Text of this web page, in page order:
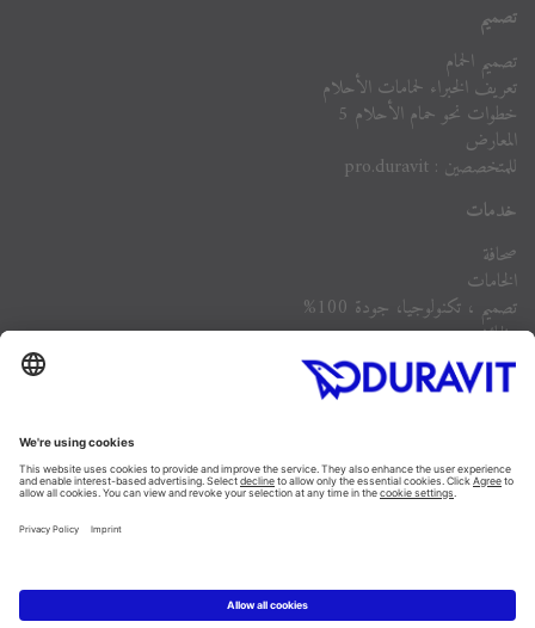
تصميم
تصميم الحمام
تعريف الخبراء لحمامات الأحلام
خطوات نحو حمام الأحلام 5
المعارض
للمتخصصين : pro.duravit
خدمات
صحافة
الخامات
تصميم ، تكنولوجيا، جودة 100%
وظائف
الشركة
أسئلة مكررة
Facebook
Instagram